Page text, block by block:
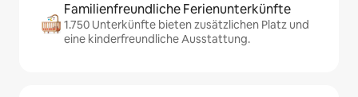
Familienfreundliche Ferienunterkünfte
1.750 Unterkünfte bieten zusätzlichen Platz und
eine kinderfreundliche Ausstattung.